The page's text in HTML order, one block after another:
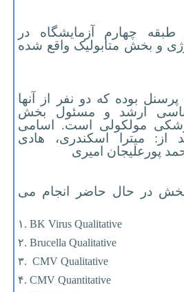
چهارم آزمایشگاه در
و بخش متابولیک واقع شده
بوده که دو نفر از آنها
ارشد و مسئول بخش
مولکولی است. اسامی
از: میترا اسکندری، هادی
پورعلیجان امیری
در حال حاضر انجام می
۱. BK Virus Qualitative
۲. Brucella Qualitative
۳. CMV Qualitative
۴. CMV Quantitative